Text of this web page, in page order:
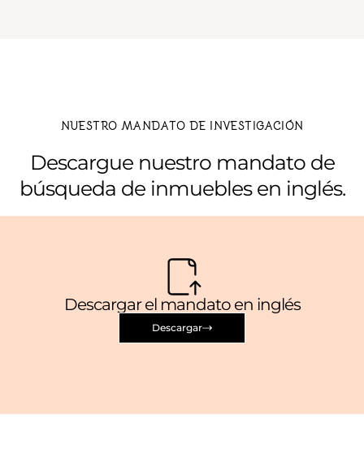
NUESTRO MANDATO DE INVESTIGACIÓN
Descargue nuestro mandato de
búsqueda de inmuebles en inglés.
Descargar el mandato en inglés
Descargar